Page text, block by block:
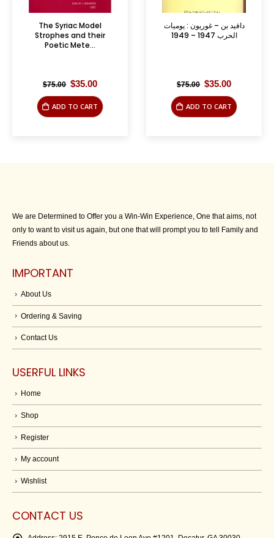
The Syriac Model
Strophes and their
Poetic Mete...
$75.00 Original
$75.00.
$35.00Current
is:
$35.00.
ADD TO CART
دافيد بن – غوريون : يوميات
الحرب 1947 – 1949
$75.00 Original
$75.00.
$35.00Current
is:
$35.00.
ADD TO CART
We are Determined to Offer you a Win-Win Experience, One that aims, not
only to want to visit us again, but one that will prompt you to tell Family and
Friends about us.
IMPORTANT
About Us
Ordering & Saving
Contact Us
USERFUL LINKS
Home
Shop
Register
My account
Wishlist
CONTACT US